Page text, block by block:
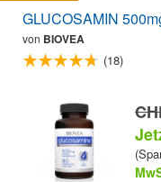
GLUCOSAMIN
von BIOVEA
(18)